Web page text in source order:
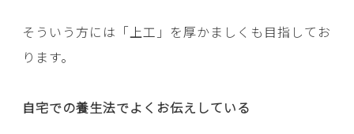
そういう方には「上工」を厚かましくも目指してお
ります。
自宅での養生法でよくお伝えしている